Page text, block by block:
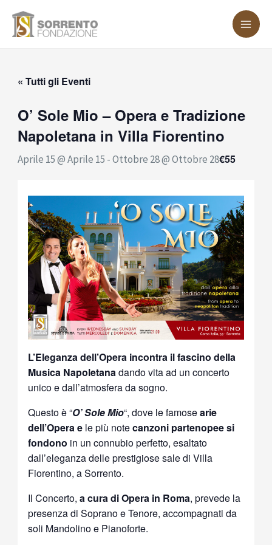
« Tutti gli Eventi
O’ Sole Mio – Opera e Tradizione
Napoletana in Villa Fiorentino
Aprile 15 @ Aprile 15 -Ottobre 28 @ Ottobre 28€55
L’Eleganza dell’Opera incontra il fascino della
Musica Napoletana dando vita ad un concerto
unico e dall’atmosfera da sogno.
Questo è “O’ Sole Mio“, dove le famosearie
dell’Opera e le più notecanzoni partenopee si
fondono in un connubio perfetto, esaltato
dall’eleganza delle prestigiose sale di Villa
Fiorentino, a Sorrento.
Il Concerto,a cura di Opera in Roma, prevede la
presenza di Soprano e Tenore, accompagnati da
soli Mandolino e Pianoforte.